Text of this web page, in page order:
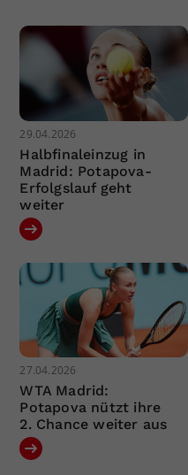
29.04.2026
Halbfinaleinzug in
Madrid: Potapova-
Erfolgslauf geht
weiter
27.04.2026
WTA Madrid:
Potapova nützt ihre
2. Chance weiter aus